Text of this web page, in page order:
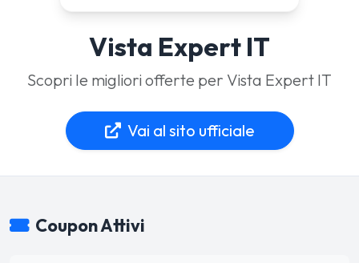
Vista Expert IT
Scopri le migliori offerte per Vista Expert IT
Vai al sito ufficiale
Coupon Attivi